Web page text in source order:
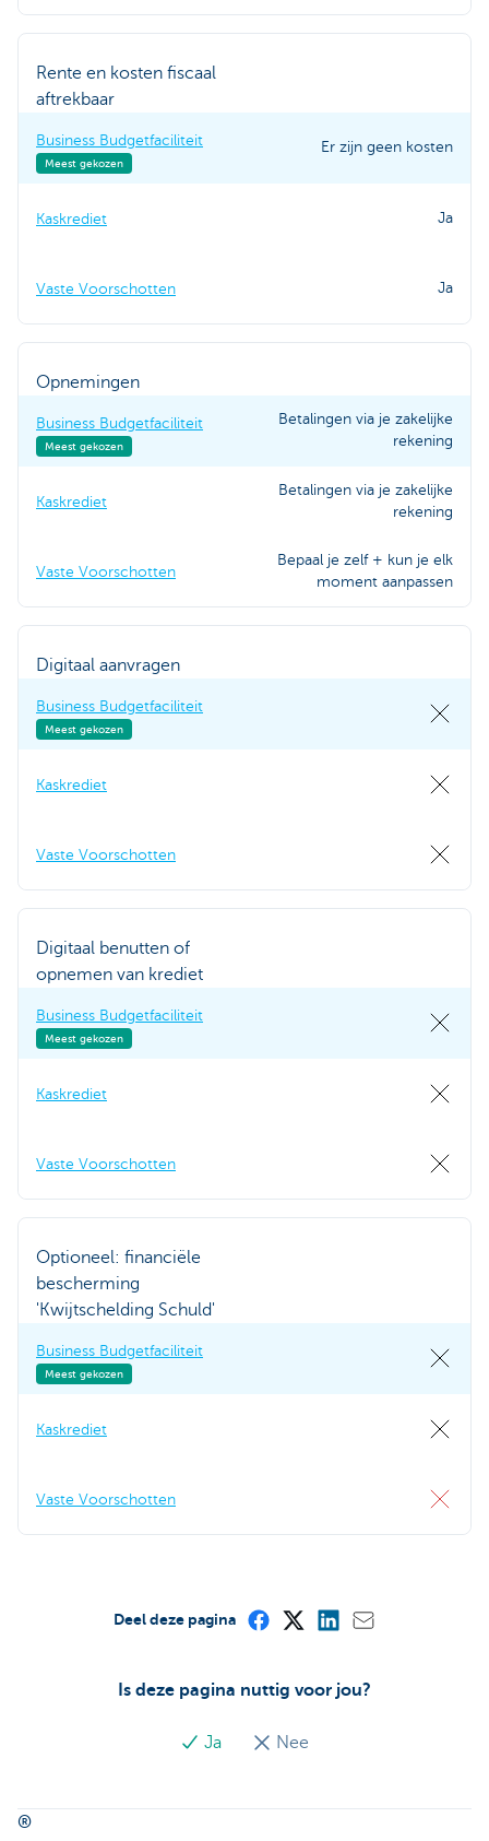
Rente en kosten fiscaal
aftrekbaar
Business Budgetfaciliteit
Meest gekozen
Er zijn geen kosten
Kaskrediet Ja
Vaste Voorschotten Ja
Opnemingen
Business Budgetfaciliteit
Meest gekozen
Betalingen via je zakelijke
rekening
Kaskrediet
Betalingen via je zakelijke
rekening
Vaste Voorschotten
Bepaal je zelf + kun je elk
moment aanpassen
Digitaal aanvragen
Business Budgetfaciliteit
Meest gekozen
Kaskrediet
Vaste Voorschotten
Digitaal benutten of
opnemen van krediet
Business Budgetfaciliteit
Meest gekozen
Kaskrediet
Vaste Voorschotten
Optioneel: financiële
bescherming
'Kwijtschelding Schuld'
Business Budgetfaciliteit
Meest gekozen
Kaskrediet
Vaste Voorschotten
Is deze pagina nuttig voor jou?
Ja Nee
Deel deze pagina
®